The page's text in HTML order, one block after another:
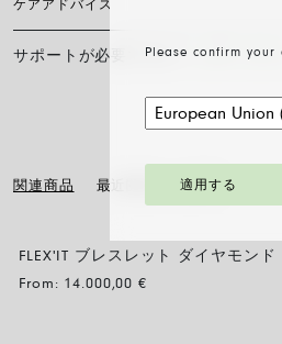
Please confirm your
適用する
巻き尺、糸、または短冊を使い、定規に
ください。
16 17 18
流れるようにそっと滑らせるだけで、ス
現在、日本国内においては当サイト内オ
しておりません。
ケアアドバイス
FOPEジュエリーの輝きと美しさを長く保
ス、ブレスレット、指輪を外すことをお
は、特別なお手入れ方法を必要としませ
サポートが必要ですか？お問い合
関連商品 最近閲覧した記事
FLEX'IT ブレスレット ダイヤモンド
From: 14.000,00€